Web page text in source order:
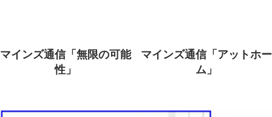
マインズ通信「無限の可能
性」
マインズ通信「アットホー
ム」